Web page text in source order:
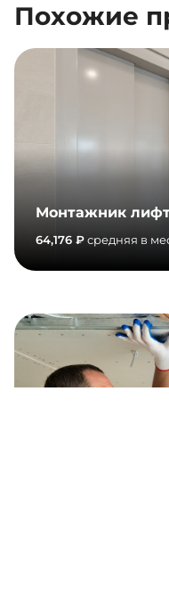
Похожие
Монтажник
64,176 ₽средняя в